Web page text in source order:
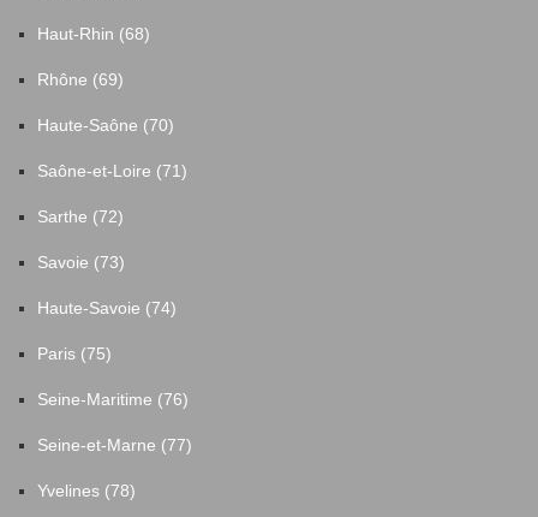
Haut-Rhin (68)
Rhône (69)
Haute-Saône (70)
Saône-et-Loire (71)
Sarthe (72)
Savoie (73)
Haute-Savoie (74)
Paris (75)
Seine-Maritime (76)
Seine-et-Marne (77)
Yvelines (78)